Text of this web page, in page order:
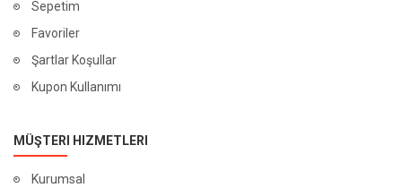
Sepetim
Favoriler
Şartlar Koşullar
Kupon Kullanımı
MÜŞTERI HIZMETLERI
Kurumsal